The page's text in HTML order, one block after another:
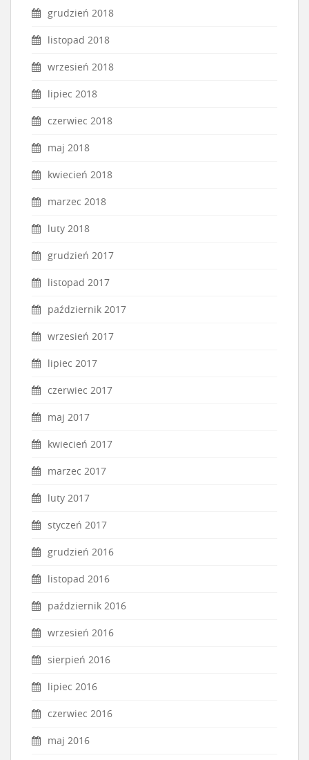
grudzień 2018
listopad 2018
wrzesień 2018
lipiec 2018
czerwiec 2018
maj 2018
kwiecień 2018
marzec 2018
luty 2018
grudzień 2017
listopad 2017
październik 2017
wrzesień 2017
lipiec 2017
czerwiec 2017
maj 2017
kwiecień 2017
marzec 2017
luty 2017
styczeń 2017
grudzień 2016
listopad 2016
październik 2016
wrzesień 2016
sierpień 2016
lipiec 2016
czerwiec 2016
maj 2016